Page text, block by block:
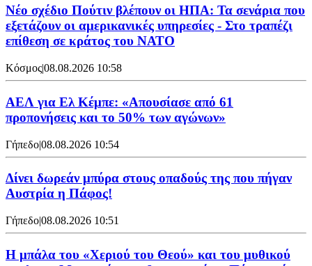
Νέο σχέδιο Πούτιν βλέπουν οι ΗΠΑ: Τα σενάρια που
εξετάζουν οι αμερικανικές υπηρεσίες - Στο τραπέζι
επίθεση σε κράτος του ΝΑΤΟ
Κόσμος|08.08.2026 10:58
ΑΕΛ για Ελ Κέμπε: «Απουσίασε από 61
προπονήσεις και το 50% των αγώνων»
Γήπεδο|08.08.2026 10:54
Δίνει δωρεάν μπύρα στους οπαδούς της που πήγαν
Αυστρία η Πάφος!
Γήπεδο|08.08.2026 10:51
Η μπάλα του «Χεριού του Θεού» και του μυθικού